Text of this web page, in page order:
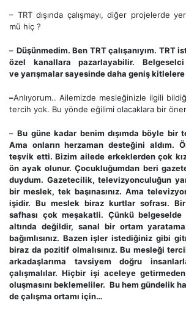
– TRT dışında çalışmayı, diğer projelerde
mü hiç ?
– Düşünmedim. Ben TRT çalışanıyım. TRT
özel kanallara pazarlayabilir.
ve yarışmalar sayesinde daha geniş
–Anlıyorum.. Ailemizde mesleğinizle ilgili
tercih yok. Bu yönde eğilimi olacaklara bir
–Bu güne kadar benim dışımda böyle bir
Ama onların herzaman desteğini aldım.
teşvik etti. Bizim ailede erkeklerden çok
ön ayak olunur. Çocukluğumdan beri
duydum. Gazetecilik, televizyonculuğun
bir meslek, tek başınasınız. Ama
işidir. Bu meslek biraz kurtlar sofrası.
safhası çok meşakatli. Çünkü
altında değildir, sanal bir ortam
bağımlısınız. Bazen işler istediğiniz gibi
biraz da pozitif olmalısınız. Bu mesleği
arkadaşlarıma tavsiyem doğru
çalışmalılar. Hiçbir işi aceleye
oluşmasını beklemeliler. Bu hem gündelik
de çalışma ortamı için…